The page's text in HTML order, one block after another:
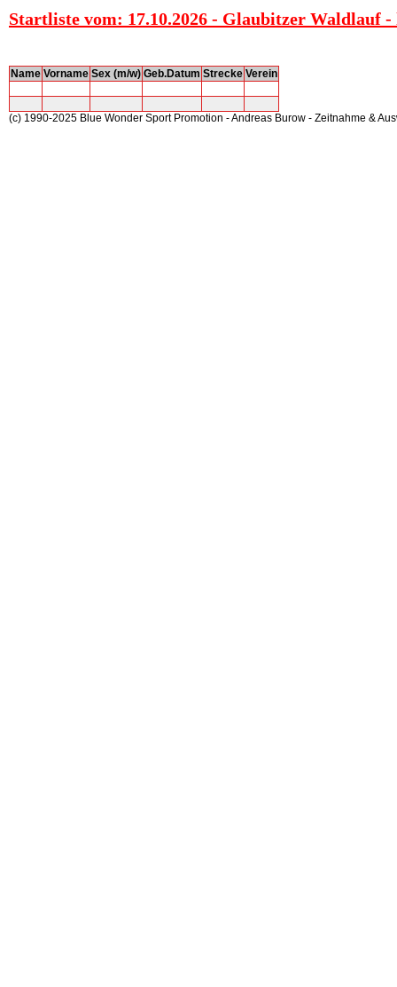
Startliste vom: 17.10.2026 - Glaubitzer Waldlauf -
Name Vorname Sex (m/w) Geb.Datum Strecke Verein
(c) 1990-2025 Blue Wonder Sport Promotion - Andreas Burow - Zeitnahme &